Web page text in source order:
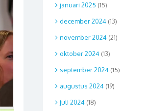
januari 2025 (15)
december 2024 (13)
november 2024 (21)
oktober 2024 (13)
september 2024 (15)
augustus 2024 (19)
juli 2024 (18)